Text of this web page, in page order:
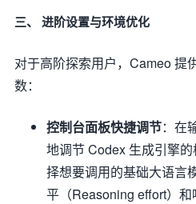
三、 进阶设置与环境优化
对于高阶探索用户，Cameo 提
数：
控制台面板快捷调节：在
地调节 Codex 生成引擎
择想要调用的基础大语言
平（Reasoning effort）